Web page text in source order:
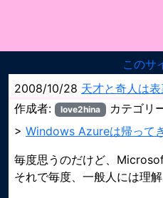
このサ
2008/10/28 天才と奇人は表
作成者:
love2hina カテゴリ
> Windows Azureは帰って
毎度思うのだけど、
それで毎度、一般人には理